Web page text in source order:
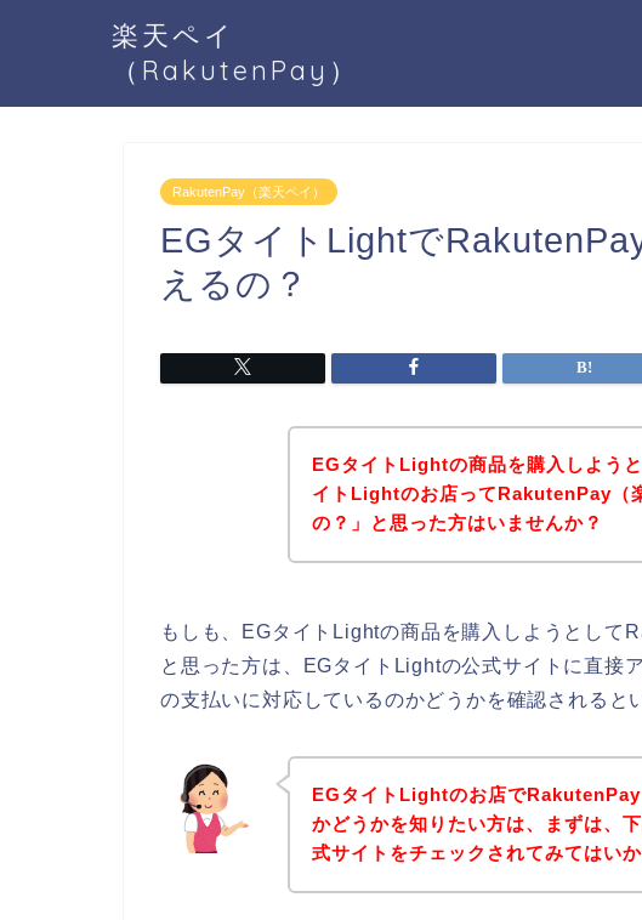
楽天ペイ
（RakutenPay）
RakutenPay（楽天ペイ）
EGタイトLightで
えるの？
EGタイトLightの商品を購入しよう
イトLightのお店ってRakutenPay（
の？」と思った方はいませんか？
もしも、EGタイトLightの商品を購入しようとして
と思った方は、EGタイトLightの公式サイトに直接
の支払いに対応しているのかどうかを確認されると
EGタイトLightのお店で
かどうかを知りたい方は、まずは、
式サイトをチェックされてみてはい